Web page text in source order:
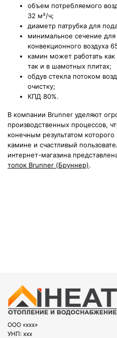
объем потребляемого
32 м³/ч;
диаметр патрубка для
минимальное сечение
конвекционного воздуха
камин может работать
так и в шамотных плитах;
обдув стекла потоком
очистку;
КПД 80%.
В компании Brunner уделяют
производственных процессов,
конечным результатом
камине и счастливый
интернет-магазина
топок Brunner (Бруннер).
OOO «xxx»
УНП: xxx